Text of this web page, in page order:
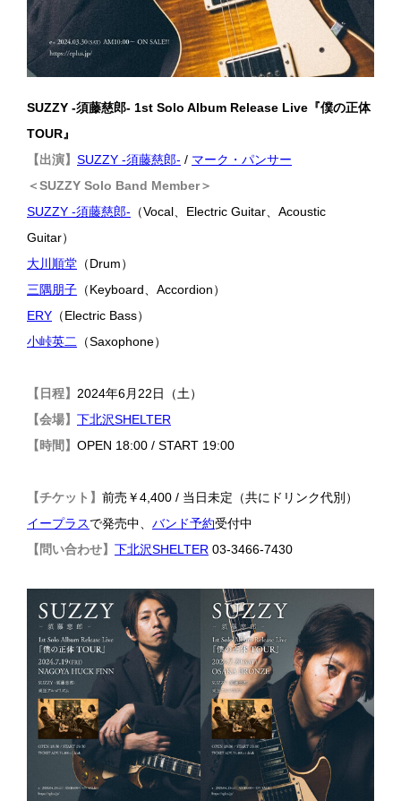
SUZZY -須藤慈郎- 1st Solo Album Release Live『僕の正体
TOUR』
【出演】 SUZZY -須藤慈郎- / マーク・パンサー
＜SUZZY Solo Band Member＞
SUZZY -須藤慈郎- （Vocal、Electric Guitar、Acoustic
Guitar）
大川順堂 （Drum）
三隅朋子 （Keyboard、Accordion）
ERY （Electric Bass）
小峠英二
（Saxophone）
【日程】 2024年6月22日（土）
【会場】 下北沢SHELTER
【時間】 OPEN 18:00 / START 19:00
【チケット】 前売￥4,400 / 当日未定（共にドリンク代別）
イープラスで発売中、 バンド予約受付中
【問い合わせ】 下北沢SHELTER 03-3466-7430